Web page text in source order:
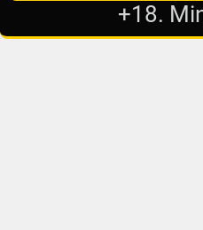
+18.